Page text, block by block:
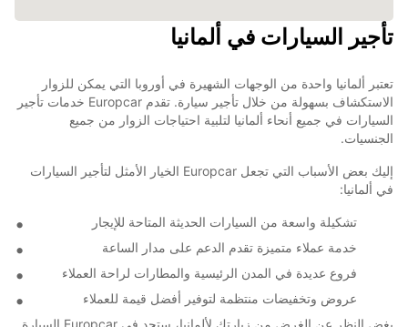
تأجير السيارات في ألمانيا
تعتبر ألمانيا واحدة من الوجهات الشهيرة في أوروبا التي يمكن للزوار
الاستكشاف بسهولة من خلال تأجير سيارة. تقدم Europcar خدمات تأجير
السيارات في جميع أنحاء ألمانيا لتلبية احتياجات الزوار من جميع
الجنسيات.
إليك بعض الأسباب التي تجعل Europcar الخيار الأمثل لتأجير السيارات
في ألمانيا:
تشكيلة واسعة من السيارات الحديثة المتاحة للإيجار
خدمة عملاء متميزة تقدم الدعم على مدار الساعة
فروع عديدة في المدن الرئيسية والمطارات لراحة العملاء
عروض وتخفيضات منتظمة لتوفير أفضل قيمة للعملاء
بغض النظر عن الغرض من زيارتك لألمانيا، ستجد في Europcar السيارة